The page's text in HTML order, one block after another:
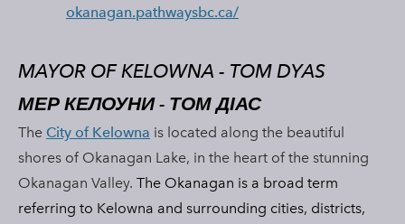
okanagan.pathwaysbc.ca/​
MAYOR OF KELOWNA - TOM DYAS
МЕР КЕЛОУНИ - ТОМ ДІАС
The City of Kelowna is located along the beautiful
shores of Okanagan Lake, in the heart of the stunning
Okanagan Valley. The Okanagan is a broad term
referring to Kelowna and surrounding cities, districts,